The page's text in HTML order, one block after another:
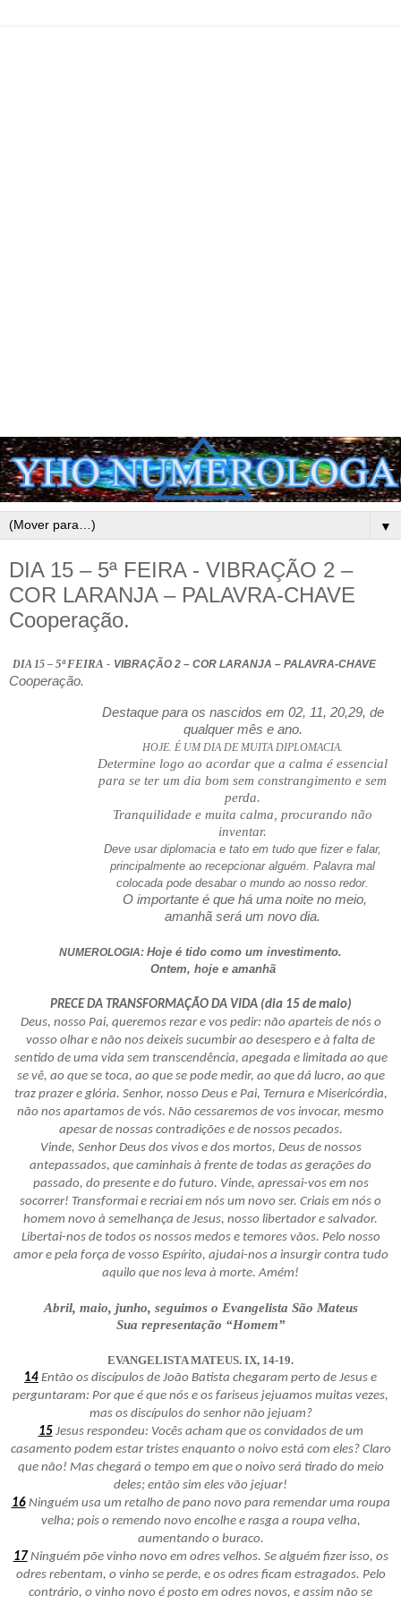
▼
DIA 15 – 5ª FEIRA - VIBRAÇÃO 2 –
COR LARANJA – PALAVRA-CHAVE
Cooperação.
DIA 15 – 5ª FEIRA - VIBRAÇÃO 2 – COR LARANJA – PALAVRA-CHAVE
Cooperação.
Destaque para os nascidos em 02, 11, 20,29, de
qualquer mês e ano.
HOJE. É UM DIA DE MUITA DIPLOMACIA.
Determine logo ao acordar que a calma é essencial
para se ter um dia bom sem constrangimento e sem
perda.
Tranquilidade e muita calma, procurando não
inventar.
Deve usar diplomacia e tato em tudo que fizer e falar,
principalmente ao recepcionar alguém. Palavra mal
colocada pode desabar o mundo ao nosso redor.
O importante é que há uma noite no meio,
amanhã será um novo dia.
NUMEROLOGIA: Hoje é tido como um investimento.
Ontem, hoje e amanhã
PRECE DA TRANSFORMAÇÃO DA VIDA (dia 15 de maio)
Deus, nosso Pai, queremos rezar e vos pedir: não aparteis de nós o
vosso olhar e não nos deixeis sucumbir ao desespero e à falta de
sentido de uma vida sem transcendência, apegada e limitada ao que
se vê, ao que se toca, ao que se pode medir, ao que dá lucro, ao que
traz prazer e glória. Senhor, nosso Deus e Pai, Ternura e Misericórdia,
não nos apartamos de vós. Não cessaremos de vos invocar, mesmo
apesar de nossas contradições e de nossos pecados.
Vinde, Senhor Deus dos vivos e dos mortos, Deus de nossos
antepassados, que caminhais à frente de todas as gerações do
passado, do presente e do futuro. Vinde, apressai-vos em nos
socorrer! Transformai e recriai em nós um novo ser. Criais em nós o
homem novo à semelhança de Jesus, nosso libertador e salvador.
Libertai-nos de todos os nossos medos e temores vãos. Pelo nosso
amor e pela força de vosso Espírito, ajudai-nos a insurgir contra tudo
aquilo que nos leva à morte. Amém!
Abril, maio, junho, seguimos o Evangelista São Mateus
Sua representação “Homem”
EVANGELISTA MATEUS. IX, 14-19.
14 Então os discípulos de João Batista chegaram perto de Jesus e
perguntaram: Por que é que nós e os fariseus jejuamos muitas vezes,
mas os discípulos do senhor não jejuam?
15 Jesus respondeu: Vocês acham que os convidados de um
casamento podem estar tristes enquanto o noivo está com eles? Claro
que não! Mas chegará o tempo em que o noivo será tirado do meio
deles; então sim eles vão jejuar!
16Ninguém usa um retalho de pano novo para remendar uma roupa
velha; pois o remendo novo encolhe e rasga a roupa velha,
aumentando o buraco.
17Ninguém põe vinho novo em odres velhos. Se alguém fizer isso, os
odres rebentam, o vinho se perde, e os odres ficam estragados. Pelo
contrário, o vinho novo é posto em odres novos, e assim não se